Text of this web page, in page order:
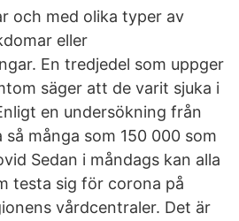
och med olika typer av
eller
En tredjedel som uppger
säger att de varit sjuka i
en undersökning från
många som 150 000 som
Sedan i måndags kan alla
testa sig för corona på
vårdcentraler. Det är